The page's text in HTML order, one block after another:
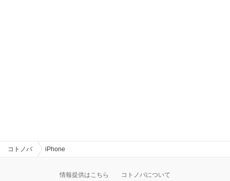
コトノバ iPhone
情報提供はこちら コトノバについて